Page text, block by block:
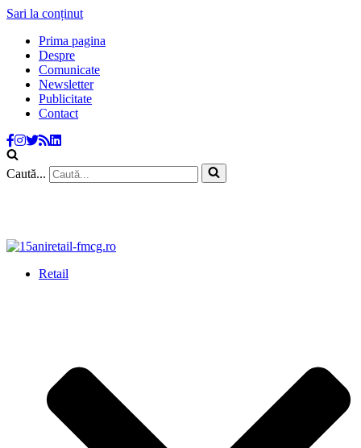
Sari la conținut
Prima pagina
Despre
Comunicate
Newsletter
Publicitate
Contact
Caută...
Retail